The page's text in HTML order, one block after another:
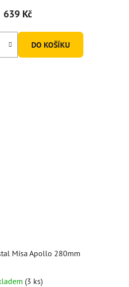
639 Kč
DO KOŠÍKU
Mísa Apollo 280mm
(3 ks)